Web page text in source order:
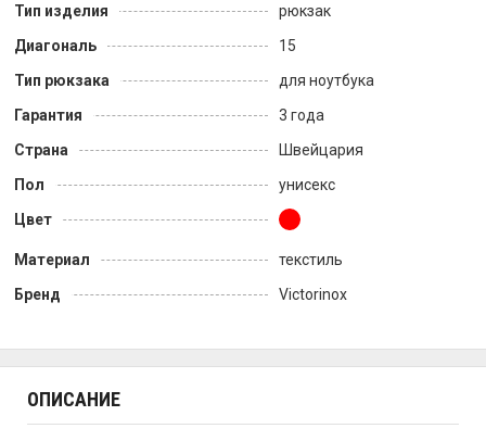
Тип изделия
рюкзак
Диагональ
15
Тип рюкзака
для ноутбука
Гарантия
3 года
Страна
Швейцария
Пол
унисекс
Цвет
Материал
текстиль
Бренд
Victorinox
ОПИСАНИЕ